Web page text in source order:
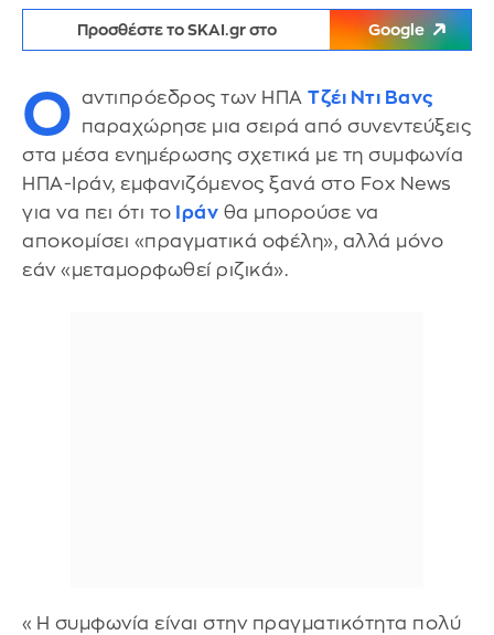
Προσθέστε το SKAI.gr στο Google
Ο αντιπρόεδρος των ΗΠΑ Τζέι Ντι Βανς
παραχώρησε μια σειρά από συνεντεύξεις
στα μέσα ενημέρωσης σχετικά με τη συμφωνία
ΗΠΑ-Ιράν, εμφανιζόμενος ξανά στο Fox News
για να πει ότι το Ιράν θα μπορούσε να
αποκομίσει «πραγματικά οφέλη», αλλά μόνο
εάν «μεταμορφωθεί ριζικά».
«Η συμφωνία είναι στην πραγματικότητα πολύ